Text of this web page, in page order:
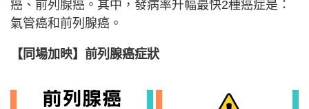
癌、前列腺癌。其中，發病率升幅最快2種癌症是：
氣管癌和前列腺癌。
【同場加映】前列腺癌症狀